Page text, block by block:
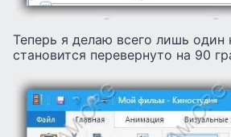
Теперь я делаю всего лишь один
становится перевернуто на 90